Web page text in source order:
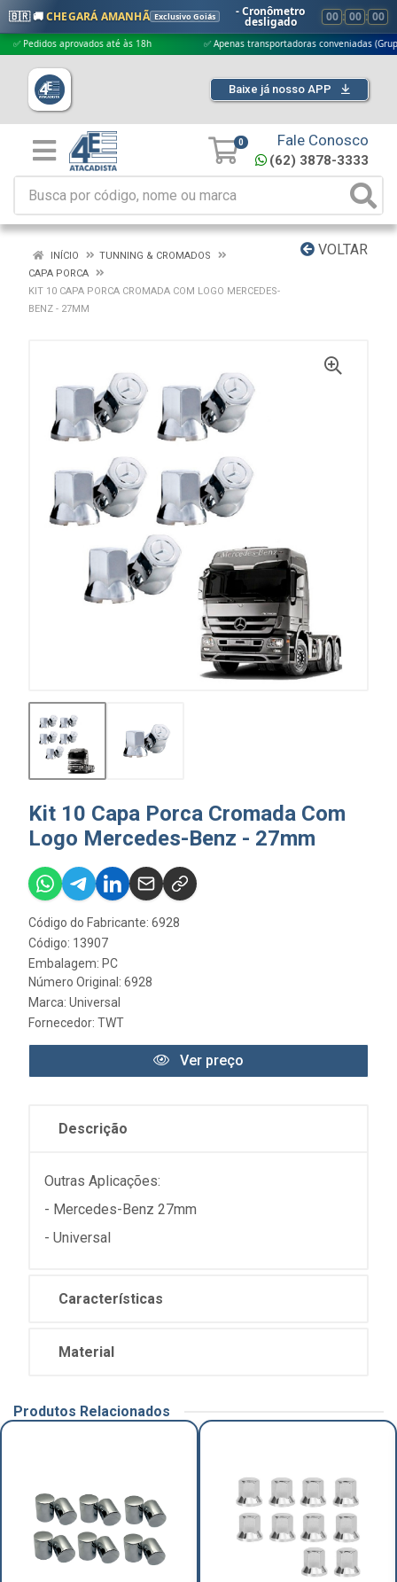
🇧🇷 🚚CHEGARÁ AMANHÃ Exclusivo Goiás - Cronômetro
desligado 00 : 00 : 00
aprovados até às 18h ✅ Apenas transportadoras conveniadas (Grupo G5)
Baixe já nosso APP
0 Fale Conosco
(62) 3878-3333
VOLTAR
INÍCIO
TUNNING & CROMADOS
CAPA PORCA
KIT 10 CAPA PORCA CROMADA COM LOGO MERCEDES-
BENZ - 27MM
Kit 10 Capa Porca Cromada Com
Logo Mercedes-Benz - 27mm
Código do Fabricante: 6928
Código: 13907
Embalagem: PC
Número Original: 6928
Marca: Universal
Fornecedor: TWT
Ver preço
Descrição
Outras Aplicações:
- Mercedes-Benz 27mm
- Universal
Características
Material
Produtos Relacionados